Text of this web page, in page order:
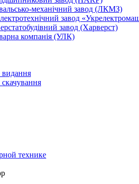
механічний завод (ЛКМЗ)
завод
завод (Харверст)
компанія (УЛК)
видання
технике